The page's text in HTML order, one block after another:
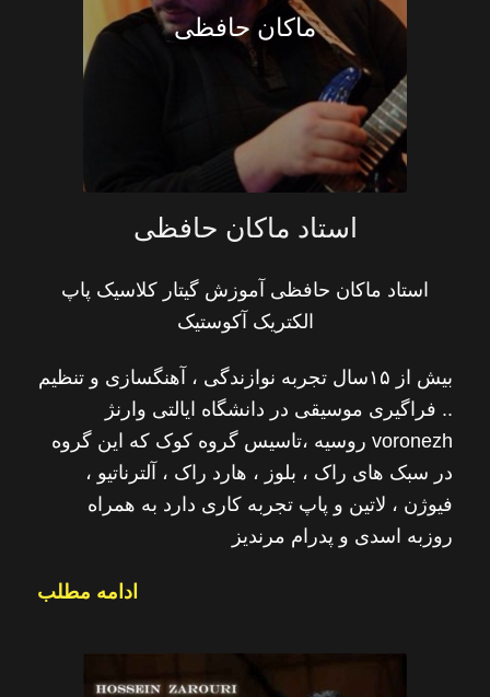
ماکان حافظی
استاد ماکان حافظی
استاد ماکان حافظی آموزش گيتار كلاسيک پاپ
الكتريک آكوستيک
بیش از ۱۵سال تجربه نوازندگی ، آهنگسازی و تنظیم
.. فراگیری موسیقی در دانشگاه ایالتی وارنژ
voronezh روسیه ،تاسیس گروه کوک که این گروه
در سبک های راک ، بلوز ، هارد راک ، آلترناتیو ،
فیوژن ، لاتین و پاپ تجربه کاری دارد به همراه
روزبه اسدی و پدرام مرندیز
ادامه مطلب